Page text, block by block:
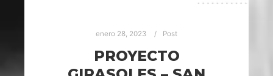
enero 28, 2023 Post
PROYECTO